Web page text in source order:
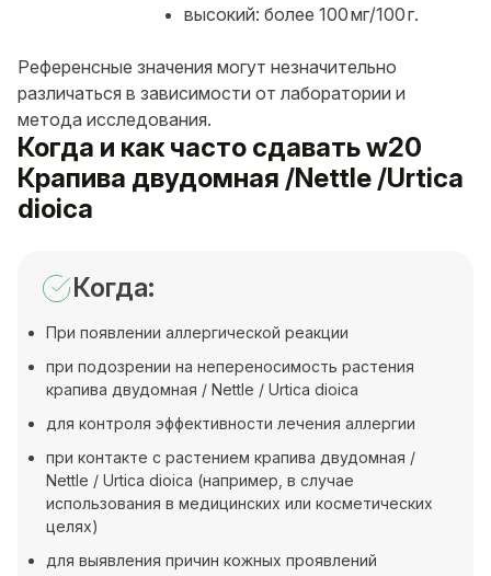
высокий: более 100 мг/100 г.
Референсные значения могут незначительно
различаться в зависимости от лаборатории и
метода исследования.
Когда и как часто сдавать w20
Крапива двудомная /Nettle /Urtica
dioica
Когда:
При появлении аллергической реакции
при подозрении на непереносимость растения
крапива двудомная / Nettle / Urtica dioica
для контроля эффективности лечения аллергии
при контакте с растением крапива двудомная /
Nettle / Urtica dioica (например, в случае
использования в медицинских или косметических
целях)
для выявления причин кожных проявлений